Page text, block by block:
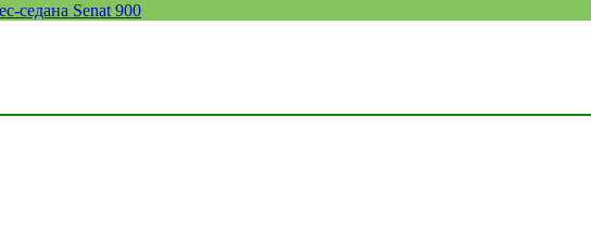
седана Senat 900